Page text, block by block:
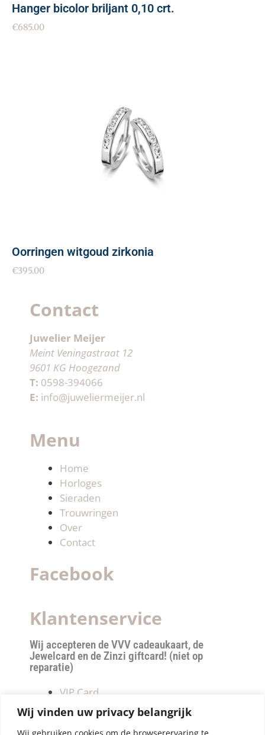
Wij vinden uw privacy belangrijk
Wij gebruiken cookies om de browserervaring te
Hanger bicolor briljant 0,10 crt.
€685.00
Oorringen witgoud zirkonia
€395.00
Contact
Juwelier Meijer
Meint Veningastraat 12
9601 KG Hoogezand
T: 0598-394066
E: info@juweliermeijer.nl
Menu
Home
Horloges
Sieraden
Trouwringen
Over
Contact
Facebook
Klantenservice
Wij accepteren de VVV cadeaukaart, de
Jewelcard en de Zinzi giftcard! (niet op
reparatie)
VIP Card
Retourneren
Betalen & verzendkosten